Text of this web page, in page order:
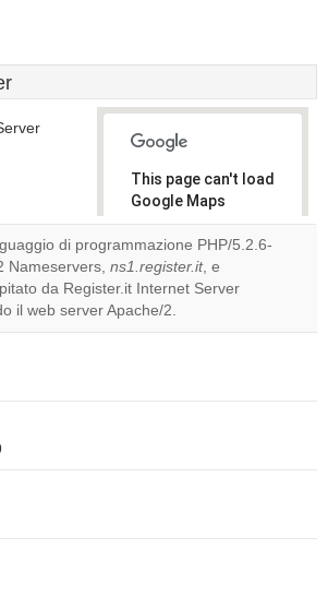
This page can't load
Google Maps
correctly.
Do you
own this
website?
di programmazione PHP/5.2.6-
Nameservers, ns1.register.it, e
da Register.it Internet Server
il web server Apache/2.